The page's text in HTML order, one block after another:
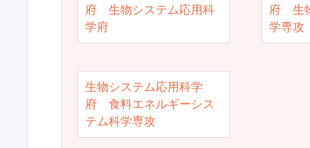
府 生物システム応用科
学府
府 生
学専攻
生物システム応用科学
府 食料エネルギーシス
テム科学専攻